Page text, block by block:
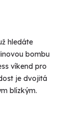
hledáte
bombu
víkend pro
je dvojitá
blízkým.